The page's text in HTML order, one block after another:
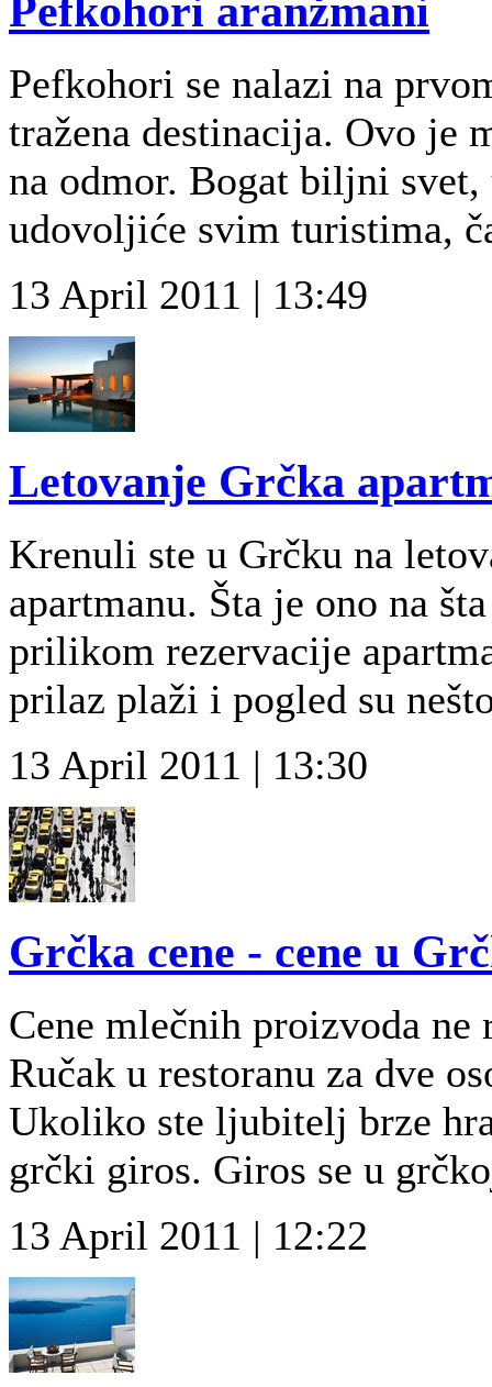
Pefkohori aranžmani
Pefkohori se nalazi na
tražena destinacija. Ovo je
na odmor. Bogat biljni
udovoljiće svim turistima,
13 April 2011 | 13:49
Letovanje Grčka
Krenuli ste u Grčku na
apartmanu. Šta je ono na
prilikom rezervacije
prilaz plaži i pogled su
13 April 2011 | 13:30
Grčka cene - cene u
Cene mlečnih proizvoda ne
Ručak u restoranu za dve
Ukoliko ste ljubitelj brze
grčki giros. Giros se u
13 April 2011 | 12:22